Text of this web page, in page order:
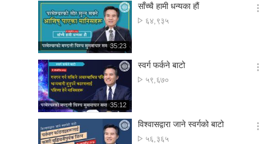
시
간
재
생
간
35:23
साँच्चै हामी धन्यका हौं
अवलोकन
६४,९३५
옵
재
생
간
35:12
स्वर्ग फर्कने बाटो
अवलोकन
५९,६७०
옵
विश्वासद्वारा जाने स्वर्गको बाटो
अवलोकन
५६,३६५
옵